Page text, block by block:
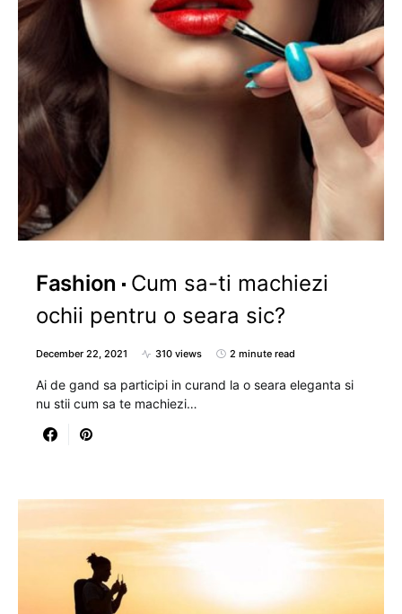
Fashion
Cum sa-ti machiezi
ochii pentru o seara sic?
December 22, 2021 310 views 2 minute read
Ai de gand sa participi in curand la o seara eleganta si
nu stii cum sa te machiezi…